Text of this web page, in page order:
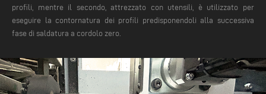
profili, mentre il secondo, attrezzato con utensili, è utilizzato per
eseguire la contornatura dei profili predisponendoli alla successiva
fase di saldatura a cordolo zero.